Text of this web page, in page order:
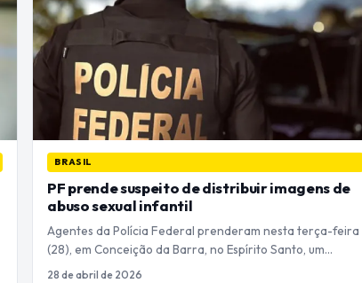
BRASIL
PF prende suspeito de distribuir imagens de
abuso sexual infantil
Agentes da Polícia Federal prenderam nesta terça-feira
(28), em Conceição da Barra, no Espírito Santo, um…
28 de abril de 2026